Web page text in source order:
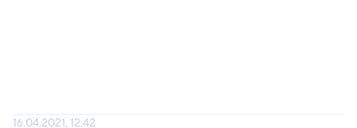
16.04.2021, 12:42